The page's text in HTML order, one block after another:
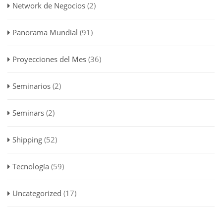
Network de Negocios (2)
Panorama Mundial (91)
Proyecciones del Mes (36)
Seminarios (2)
Seminars (2)
Shipping (52)
Tecnología (59)
Uncategorized (17)